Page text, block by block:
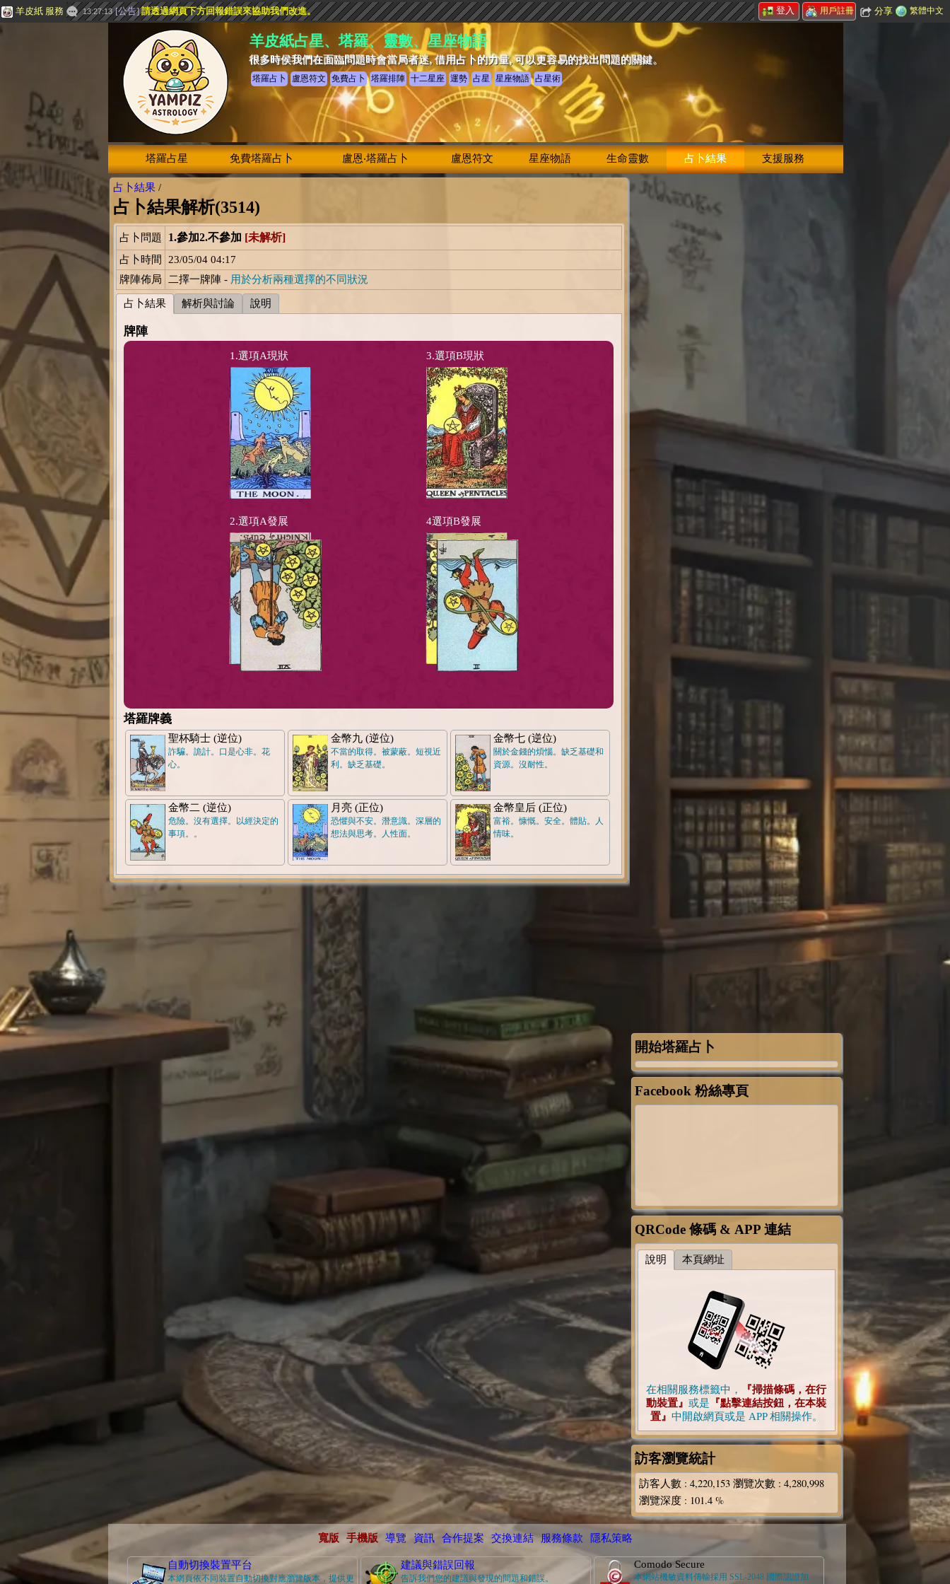
羊皮紙 服務 13:27:13 [公告]請透過網頁下方回報錯誤來協助我們改進。 登入 用戶註冊 分享 繁體中文
羊皮紙占星、塔羅、靈數、星座物語
很多時侯我們在面臨問題時會當局者迷, 借用占卜的力量, 可以更容易的找出問題的關鍵。
塔羅占卜 盧恩符文 免費占卜 塔羅排陣 十二星座 運勢 占星 星座物語 占星術
塔羅占星 免費塔羅占卜 盧恩‧塔羅占卜 盧恩符文 星座物語 生命靈數 占卜結果 支援服務
占卜結果/
占卜結果解析(3514)
占卜問題 1.參加2.不參加 [未解析]
占卜時間
23/05/04 04:17
牌陣佈局
二擇一牌陣 - 用於分析兩種選擇的不同狀況
占卜結果 解析與討論 說明
牌陣
1.選項A現狀
2.選項A發展
3.選項B現狀
4選項B發展
塔羅牌義
聖杯騎士 (逆位)
詐騙。詭計。口是心非。花
心。
金幣九 (逆位)
不當的取得。被蒙蔽。短視近
利。缺乏基礎。
金幣七 (逆位)
關於金錢的煩惱。缺乏基礎和
資源。沒耐性。
金幣二 (逆位)
危險。沒有選擇。以經決定的
事項。。
月亮 (正位)
恐懼與不安。潛意識。深層的
想法與思考。人性面。
金幣皇后 (正位)
富裕。慷慨。安全。體貼。人
情味。
開始塔羅占卜
Facebook 粉絲專頁
QRCode 條碼 & APP 連結
說明 本頁網址
在相關服務標籤中，
『掃描條碼，在行
動裝置』 或是 『點擊連結按鈕，在本裝
置』 中開啟網頁或是 APP 相關操作。
訪客瀏覽統計
訪客人數: 4,220,153 瀏覽次數: 4,280,998
瀏覽深度: 101.4 %
寬版 手機版 導覽 資訊 合作提案 交換連結 服務條款 隱私策略
自動切換裝置平台
本網頁依不同裝置自動切換對應瀏覽版本，提供更
建議與錯誤回報
告訴我們您的建議與發現的問題和錯誤。
Comodo Secure
本網站機敏資料傳輸採用 SSL-2048 國際認證加